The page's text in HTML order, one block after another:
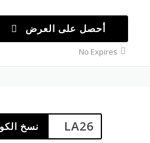
أحصل على العرض
No Expires
LA26 نسخ